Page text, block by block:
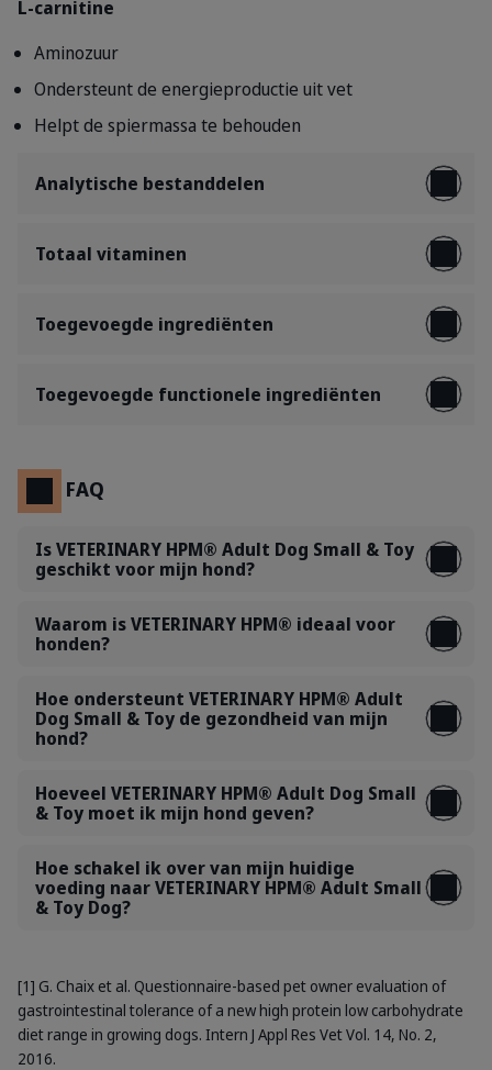
L-carnitine
Aminozuur
Ondersteunt de energieproductie uit vet
Helpt de spiermassa te behouden
Analytische bestanddelen
Totaal vitaminen
Toegevoegde ingrediënten
Toegevoegde functionele ingrediënten
FAQ
Is VETERINARY HPM® Adult Dog Small & Toy
geschikt voor mijn hond?
Waarom is VETERINARY HPM® ideaal voor
honden?
Hoe ondersteunt VETERINARY HPM® Adult
Dog Small & Toy de gezondheid van mijn
hond?
Hoeveel VETERINARY HPM® Adult Dog Small
& Toy moet ik mijn hond geven?
Hoe schakel ik over van mijn huidige
voeding naar VETERINARY HPM® Adult Small
& Toy Dog?
[1] G. Chaix et al. Questionnaire-based pet owner evaluation of
gastrointestinal tolerance of a new high protein low carbohydrate
diet range in growing dogs. Intern J Appl Res Vet Vol. 14, No. 2,
2016.